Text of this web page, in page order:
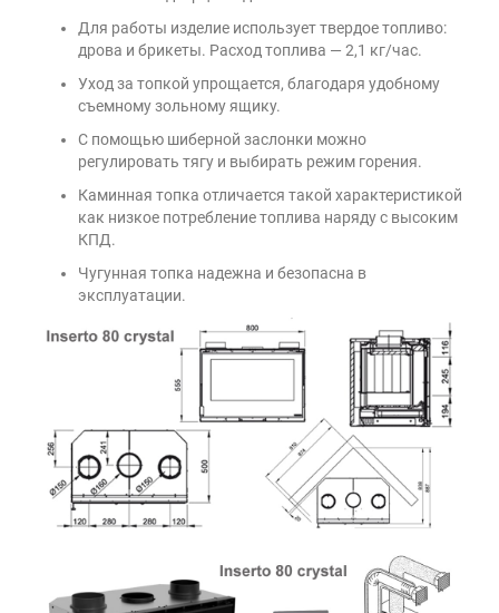
Для работы изделие использует твердое топливо:
дрова и брикеты. Расход топлива — 2,1 кг/час.
Уход за топкой упрощается, благодаря удобному
съемному зольному ящику.
С помощью шиберной заслонки можно
регулировать тягу и выбирать режим горения.
Каминная топка отличается такой характеристикой
как низкое потребление топлива наряду с высоким
КПД.
Чугунная топка надежна и безопасна в
эксплуатации.